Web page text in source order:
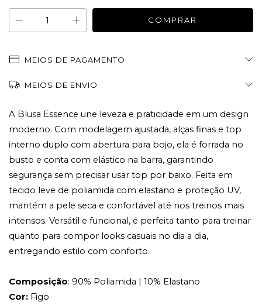
MEIOS DE PAGAMENTO
MEIOS DE ENVIO
A Blusa Essence une leveza e praticidade em um design
moderno. Com modelagem ajustada, alças finas e top
interno duplo com abertura para bojo, ela é forrada no
busto e conta com elástico na barra, garantindo
segurança sem precisar usar top por baixo. Feita em
tecido leve de poliamida com elastano e proteção UV,
mantém a pele seca e confortável até nos treinos mais
intensos. Versátil e funcional, é perfeita tanto para treinar
quanto para compor looks casuais no dia a dia,
entregando estilo com conforto.
Composição: 90% Poliamida | 10% Elastano
Cor: Figo